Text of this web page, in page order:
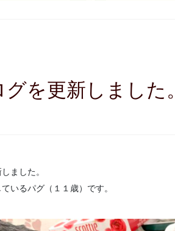
ました。
いるパグ（１１歳）です。